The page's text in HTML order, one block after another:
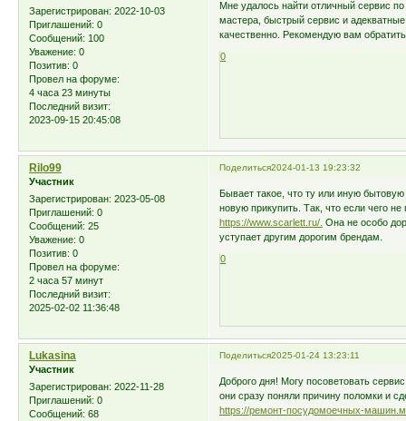
Зарегистрирован: 2022-10-03
Приглашений: 0
Сообщений: 100
Уважение: 0
Позитив: 0
Провел на форуме:
4 часа 23 минуты
Последний визит:
2023-09-15 20:45:08
Мне удалось найти отличный сервис
мастера, быстрый сервис и
качественно. Рекомендую вам
0
Поделиться2024-01-13 19:23:32
Rilo99
Участник
Зарегистрирован: 2023-05-08
Приглашений: 0
Сообщений: 25
Уважение: 0
Позитив: 0
Провел на форуме:
2 часа 57 минут
Последний визит:
2025-02-02 11:36:48
Бывает такое, что ту или иную
новую прикупить. Так, что если чего
https://www.scarlett.ru/. Она не особо
уступает другим дорогим брендам.
0
Поделиться2025-01-24 13:23:11
Lukasina
Участник
Зарегистрирован: 2022-11-28
Приглашений: 0
Сообщений: 68
Доброго дня! Могу посоветовать
они сразу поняли причину поломки и
https://ремонт-посудомоечных-